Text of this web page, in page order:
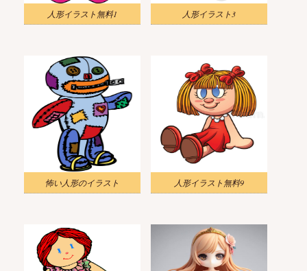
人形イラスト無料1 人形イラスト3
怖い人形のイラスト 人形イラスト無料9